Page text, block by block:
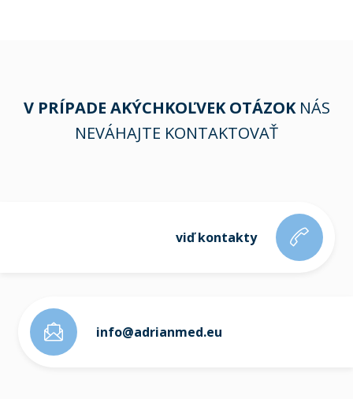
V PRÍPADE AKÝCHKOĽVEK OTÁZOKNÁS
NEVÁHAJTE KONTAKTOVAŤ
viď kontakty
info@adrianmed.eu